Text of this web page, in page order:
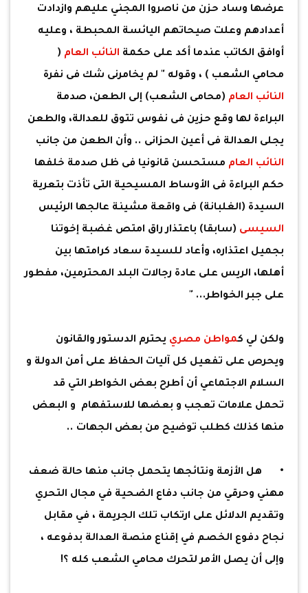
عرضها وساد حزن من ناصروا المجني عليهم وازدادت
أعدادهم وعلت صيحاتهم اليائسة المحبطة ، وعليه
أوافق الكاتب عندما أكد على حكمة النائب العام (
محامي الشعب ) ، وقوله " لم يخامرنى شك فى نفرة
النائب العام (محامى الشعب) إلى الطعن، صدمة
البراءة لها وقع حزين فى نفوس تتوق للعدالة، والطعن
يجلى العدالة فى أعين الحزانى .. وأن الطعن من جانب
النائب العام مستحسن قانونيا فى ظل صدمة خلفها
حكم البراءة فى الأوساط المسيحية التى تأذت بتعرية
السيدة (الغلبانة) فى واقعة مشينة عالجها الرئيس
السيسى (سابقا) باعتذار راق امتص غضبة إخوتنا
بجميل اعتذاره، وأعاد للسيدة سعاد كرامتها بين
أهلها، الريس على عادة رجالات البلد المحترمين، مفطور
على جبر الخواطر... "
ولكن لي كمواطن مصري يحترم الدستور والقانون
ويحرص على تفعيل كل آليات الحفاظ على أمن الدولة و
السلام الاجتماعي أن أطرح بعض الخواطر التي قد
تحمل علامات تعجب و بعضها للاستفهام و البعض
منها كذلك كطلب توضيح من بعض الجهات ..
•
هل الأزمة ونتائجها يتحمل جانب منها حالة ضعف
مهني وحرقي من جانب دفاع الضحية في مجال التحري
وتقديم الدلائل على ارتكاب تلك الجريمة ، في مقابل
نجاح دفوع الخصم في إقناع منصة العدالة بدفوعه ،
وإلى أن يصل الأمر لتحرك محامي الشعب كله ؟!